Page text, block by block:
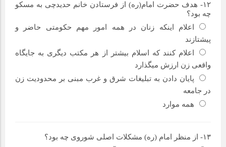
۱۲- هدف حضرت امام(ره) از فرستادن خانم حدیدچی به مسکو
چه بود؟
اعلام اینکه زنان در همه امور مهم حکومتی حاضر و
پیشتازند
اعلام کنند که اسلام بیشتر از هر مکتب دیگری به جایگاه
واقعی زن ارزش میگذارد
پایان دادن به تبلیغات شرق و غرب مبنی بر محدودیت زن
در جامعه
همه موارد
۱۳- از منظر امام (ره) مشکلات اصلی شوروی چه بود؟